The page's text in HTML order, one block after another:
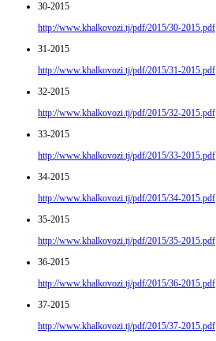
30-2015
http://www.khalkovozi.tj/pdf/2015/30-2015.pdf
31-2015
http://www.khalkovozi.tj/pdf/2015/31-2015.pdf
32-2015
http://www.khalkovozi.tj/pdf/2015/32-2015.pdf
33-2015
http://www.khalkovozi.tj/pdf/2015/33-2015.pdf
34-2015
http://www.khalkovozi.tj/pdf/2015/34-2015.pdf
35-2015
http://www.khalkovozi.tj/pdf/2015/35-2015.pdf
36-2015
http://www.khalkovozi.tj/pdf/2015/36-2015.pdf
37-2015
http://www.khalkovozi.tj/pdf/2015/37-2015.pdf